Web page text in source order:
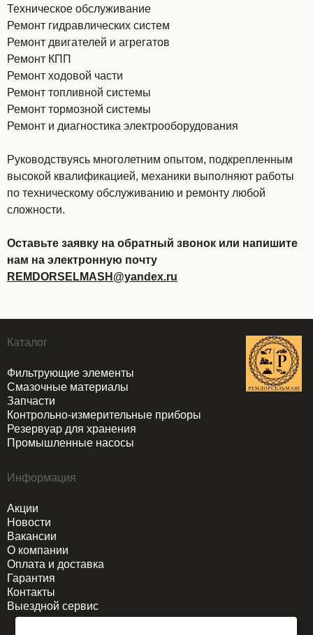
Техническое обслуживание
Ремонт гидравлических систем
Ремонт двигателей и агрегатов
Ремонт КПП
Ремонт ходовой части
Ремонт топливной системы
Ремонт тормозной системы
Ремонт и диагностика электрооборудования
Руководствуясь многолетним опытом, подкрепленным
высокой квалификацией, механики выполняют работы
по техническому обслуживанию и ремонту любой
сложности.
Оставьте заявку на обратный звонок или напишите
нам на электронную почту
REMDORSELMASH@yandex.ru
Каталог
Фильтрующие элементы
Смазочные материалы
Запчасти
Контрольно-измерительные приборы
Резервуар для хранения
Промышленные насосы
Информация
Акции
Новости
Вакансии
О компании
Оплата и доставка
Гарантия
Контакты
Выездной сервис